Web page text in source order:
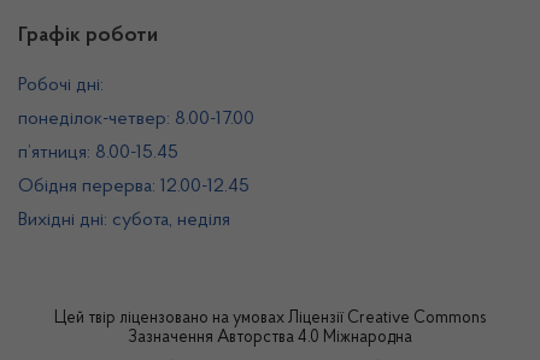
Графік роботи
Робочі дні:
понеділок-четвер: 8.00-17.00
п’ятниця: 8.00-15.45
Обідня перерва: 12.00-12.45
Вихідні дні: субота, неділя
Цей твір ліцензовано на умовах Ліцензії Creative Commons
Зазначення Авторства 4.0 Міжнародна